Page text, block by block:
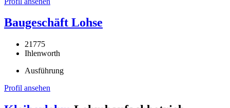
Baugeschäft Lohse
21775
Ihlenworth
Ausführung
Profil ansehen